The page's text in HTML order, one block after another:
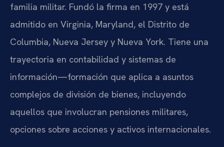
familia militar. Fundó la firma en 1997 y está
admitido en Virginia, Maryland, el Distrito de
Columbia, Nueva Jersey y Nueva York. Tiene una
trayectoria en contabilidad y sistemas de
información—formación que aplica a asuntos
complejos de división de bienes, incluyendo
aquellos que involucran pensiones militares,
opciones sobre acciones y activos internacionales.